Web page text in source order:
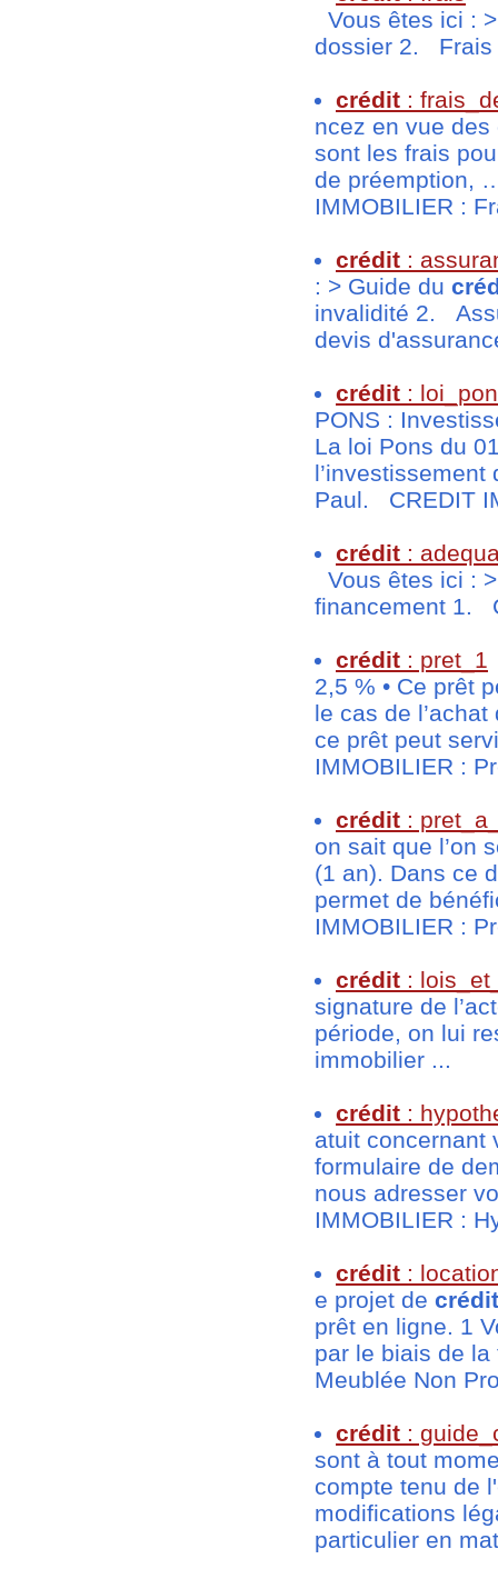
Vous êtes ici :
dossier 2. Frais
crédit :
ncez en vue
sont les frais
de préemption,
IMMOBILIER :
crédit :
: > Guide du
invalidité 2.
devis
crédit :
PONS :
La loi Pons du
Paul. CREDIT
crédit :
Vous êtes ici :
financement 1.
crédit : pret_1
2,5 % • Ce prêt
le cas de
ce prêt peut
IMMOBILIER :
crédit :
on sait que l’on
(1 an). Dans ce
permet de
IMMOBILIER :
crédit :
signature de
période, on
immobilier ...
crédit :
atuit concernant
formulaire de
nous adresser
IMMOBILIER :
crédit :
e projet de crédit
prêt en ligne. 1
par le biais de
Meublée Non
crédit :
sont à tout
compte tenu de
modifications
particulier en